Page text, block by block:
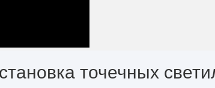
точечных